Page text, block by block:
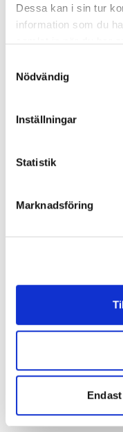
Dessa kan i sin tur
information som du
Nödvändig
Inställningar
Statistik
Marknadsföring